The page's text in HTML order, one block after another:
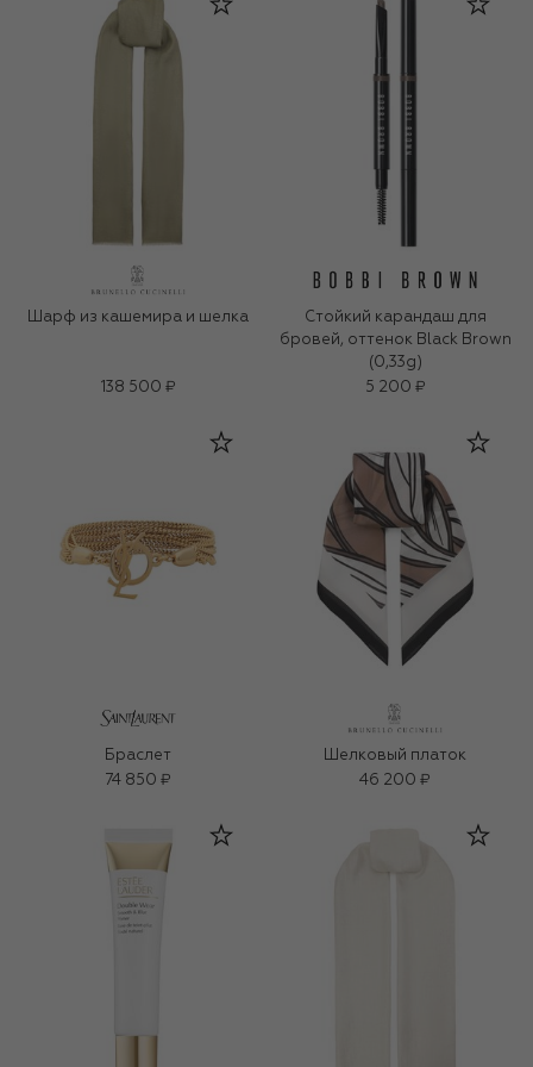
Шарф из кашемира и шелка
138 500 ₽
Стойкий карандаш для
бровей, оттенок Black Brown
(0,33g)
5 200 ₽
Браслет
74 850 ₽
Шелковый платок
46 200 ₽